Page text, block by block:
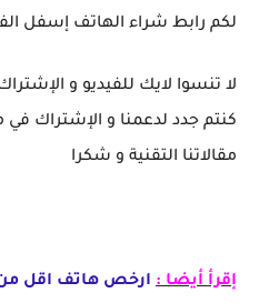
لكم رابط شراء الهاتف إسفل
لا تنسوا لايك للفيديو و
كنتم جدد لدعمنا و الإشتراك في
مقالاتنا التقنية و شكرا
إقرأ أيضا :